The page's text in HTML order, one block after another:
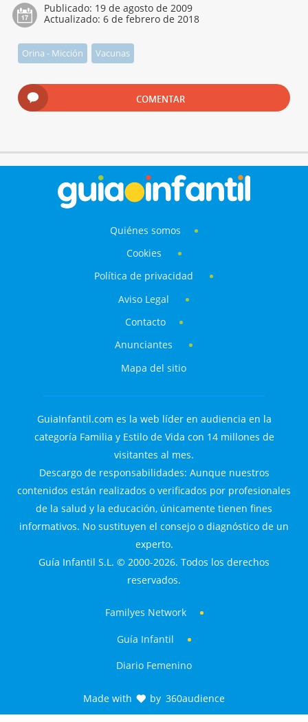
Publicado: 19 de agosto de 2009
Actualizado: 6 de febrero de 2018
Orina - Micción Vacunas
COMENTAR
Quiénes somos
Cookies
Política de privacidad
Aviso Legal
Contacto
Anunciantes
Mapa del sitio
GuiaInfantil.com es la web líder en audiencia en la
categoría Familia y Estilo de Vida con 14 millones de
visitantes al mes.
Descargo de responsabilidades: Aunque nuestros
contenidos están realizados o verificados por profesionales
de la salud y la educación, únicamente tienen fines
informativos. No sustituyen el consejo o diagnóstico de un
experto.
Guía Infantil S.L. © 2000-2026. Todos los derechos
reservados.
Familyes Network
Guía Infantil
Diario Femenino
Made with by 360audience